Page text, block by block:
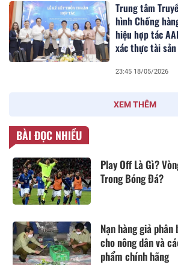
Trung tâm
hình Chống
hiệu hợp tác
xác thực tài
23:45 18/05/2026
XEM THÊM
BÀI ĐỌC NHIỀU
Play Off Là Gì?
Trong Bóng Đá?
Nạn hàng giả
cho nông dân và
phẩm chính hãng